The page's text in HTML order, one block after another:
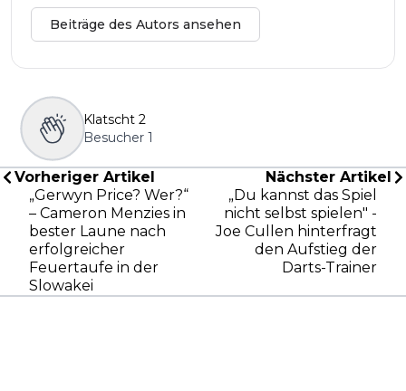
Beiträge des Autors ansehen
Klatscht 2
Besucher 1
Vorheriger Artikel
„Gerwyn Price? Wer?“
– Cameron Menzies in
bester Laune nach
erfolgreicher
Feuertaufe in der
Slowakei
Nächster Artikel
„Du kannst das Spiel
nicht selbst spielen" -
Joe Cullen hinterfragt
den Aufstieg der
Darts-Trainer